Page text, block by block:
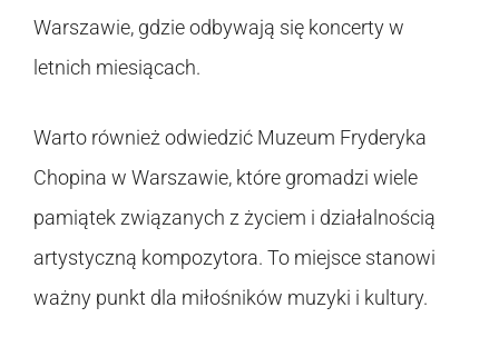
Warszawie, gdzie odbywają się koncerty w
letnich miesiącach.
Warto również odwiedzić Muzeum Fryderyka
Chopina w Warszawie, które gromadzi wiele
pamiątek związanych z życiem i działalnością
artystyczną kompozytora. To miejsce stanowi
ważny punkt dla miłośników muzyki i kultury.